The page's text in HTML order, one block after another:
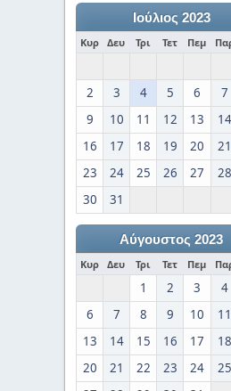
Ιούλιος 2023
Κυρ Δευ Τρι Τετ Πεμ
2
3 4 5 6 7
9
10 11 12 13 14
16
17 18 19 20 21
23
24 25 26 27 28
30
31
Αύγουστος 2023
Κυρ Δευ Τρι Τετ Πεμ
1 2 3 4
6
7 8 9 10 11
13
14 15 16 17 18
20
21 22 23 24 25